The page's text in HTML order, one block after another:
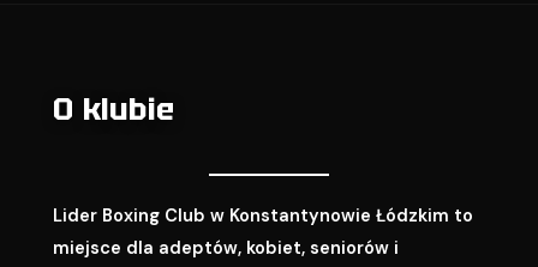
O klubie
Lider Boxing Club w Konstantynowie Łódzkim to
miejsce dla adeptów, kobiet, seniorów i